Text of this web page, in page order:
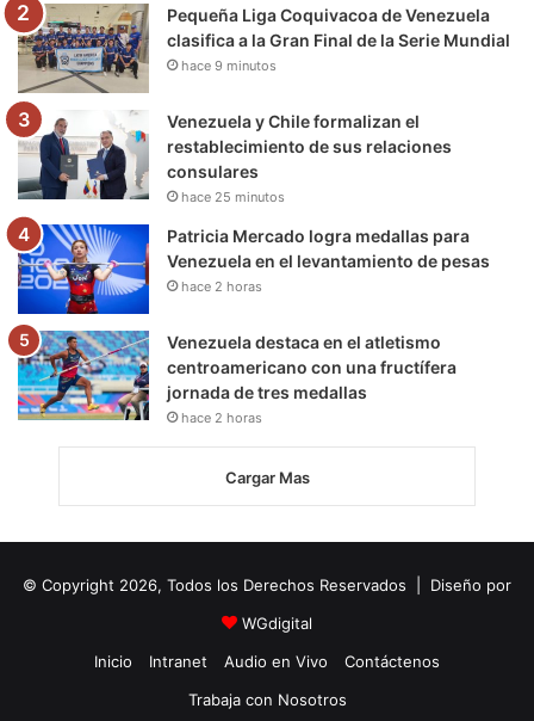
m
Pequeña Liga Coquivacoa de Venezuela
clasifica a la Gran Final de la Serie Mundial
hace 9 minutos
Venezuela y Chile formalizan el
restablecimiento de sus relaciones
consulares
hace 25 minutos
Patricia Mercado logra medallas para
Venezuela en el levantamiento de pesas
hace 2 horas
Venezuela destaca en el atletismo
centroamericano con una fructífera
jornada de tres medallas
hace 2 horas
Cargar Mas
© Copyright 2026, Todos los Derechos Reservados | Diseño por
WGdigital
Inicio
Intranet Audio en Vivo
Contáctenos
Trabaja con Nosotros